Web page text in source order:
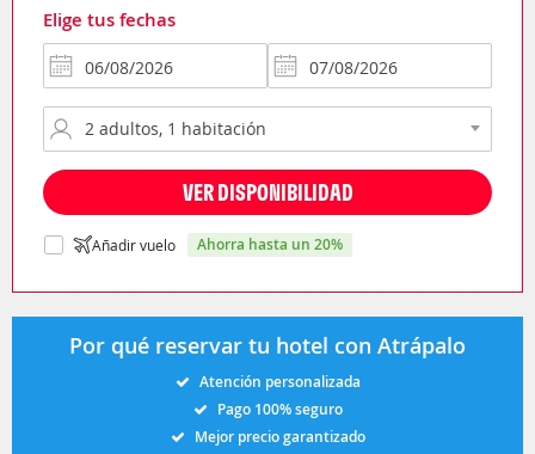
Elige tus fechas
VER DISPONIBILIDAD
Añadir vuelo ahorra hasta un 20%
Por qué reservar tu hotel con Atrápalo
Atención personalizada
Pago 100% seguro
Mejor precio garantizado